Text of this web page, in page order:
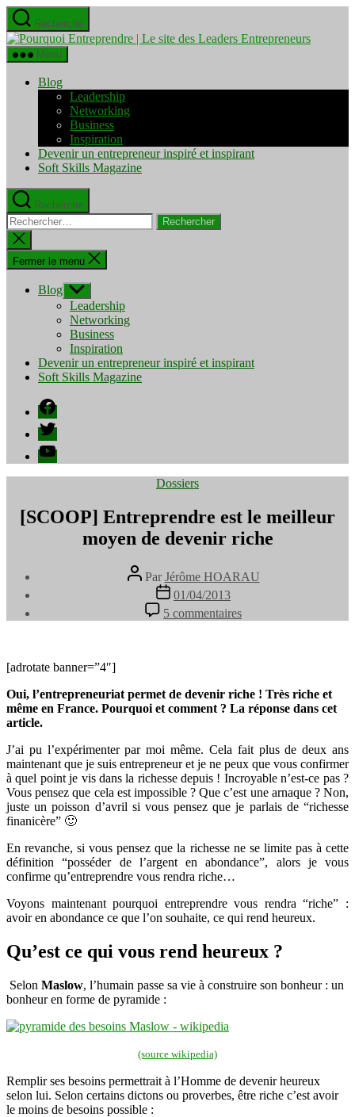
Aller
au
contenu
Recherche
Pourquoi
Menu
Blog
Leadership
Networking
Business
Inspiration
Devenir un entrepreneur inspiré et inspirant
Soft Skills Magazine
Recherche
Rechercher :
Fermer
la
recherche
Fermer le menu
Blog Afficher
le
sous-
menu
Leadership
Networking
Business
Inspiration
Devenir un entrepreneur inspiré et inspirant
Soft Skills Magazine
Facebook
Twitter
YouTube
Catégories
Dossiers
[SCOOP] Entreprendre est le meilleur
moyen de devenir riche
Auteur
de
l’article
Par Jérôme HOARAU
Date
de
l’article
01/04/2013
5 commentaires
[SCOOP]
moyen
de
[adrotate banner=”4″]
Oui, l’entrepreneuriat permet de devenir riche ! Très riche et
même en France. Pourquoi et comment ? La réponse dans cet
article.
J’ai pu l’expérimenter par moi même. Cela fait plus de deux ans
maintenant que je suis entrepreneur et je ne peux que vous confirmer
à quel point je vis dans la richesse depuis ! Incroyable n’est-ce pas ?
Vous pensez que cela est impossible ? Que c’est une arnaque ? Non,
juste un poisson d’avril si vous pensez que je parlais de “richesse
finanicère” 🙂
En revanche, si vous pensez que la richesse ne se limite pas à cette
définition “posséder de l’argent en abondance”, alors je vous
confirme qu’entreprendre vous rendra riche…
Voyons maintenant pourquoi entreprendre vous rendra “riche” :
avoir en abondance ce que l’on souhaite, ce qui rend heureux.
Qu’est ce qui vous rend heureux ?
Selon Maslow, l’humain passe sa vie à construire son bonheur : un
bonheur en forme de pyramide :
(source wikipedia)
Remplir ses besoins permettrait à l’Homme de devenir heureux
selon lui. Selon certains dictons ou proverbes, être riche c’est avoir
le moins de besoins possible :